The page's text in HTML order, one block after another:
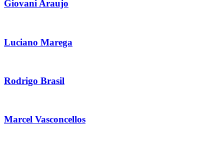
Giovani Araujo
Luciano Marega
Rodrigo Brasil
Marcel Vasconcellos